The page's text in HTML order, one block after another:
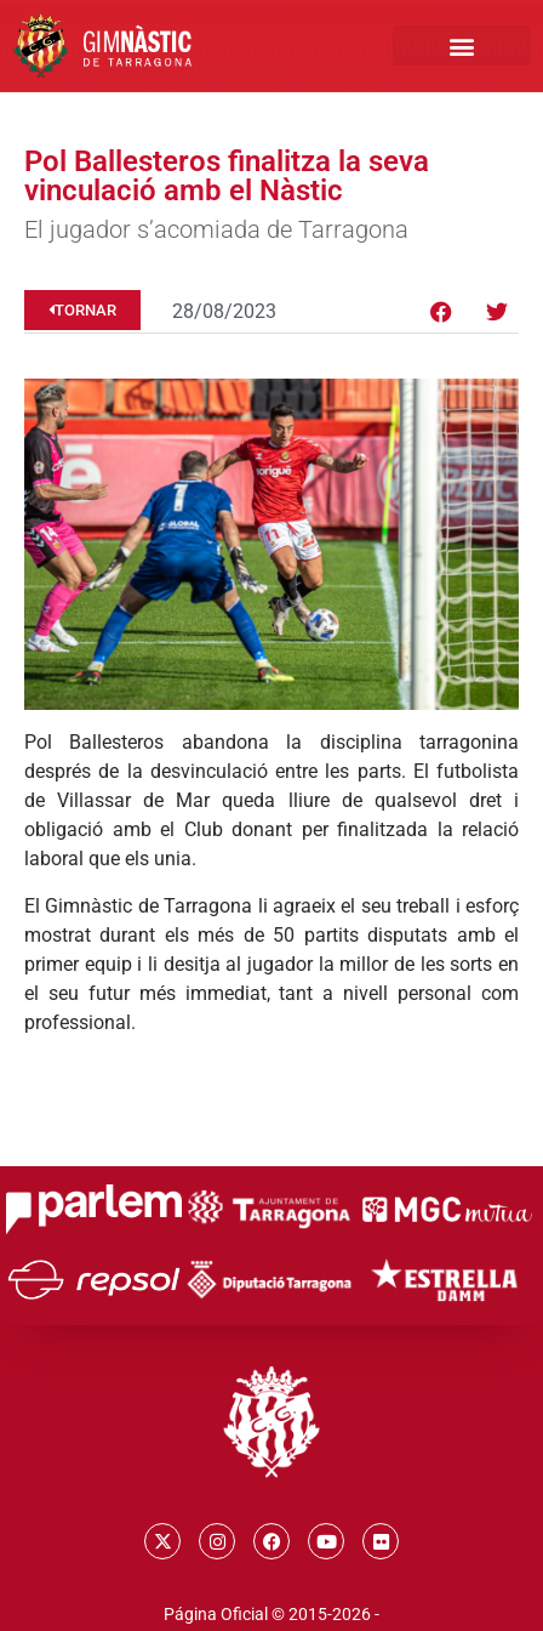
Pol Ballesteros finalitza la seva
vinculació amb el Nàstic
El jugador s’acomiada de Tarragona
TORNAR 28/08/2023
Pol Ballesteros abandona la disciplina tarragonina
després de la desvinculació entre les parts. El futbolista
de Villassar de Mar queda lliure de qualsevol dret i
obligació amb el Club donant per finalitzada la relació
laboral que els unia.
El Gimnàstic de Tarragona li agraeix el seu treball i esforç
mostrat durant els més de 50 partits disputats amb el
primer equip i li desitja al jugador la millor de les sorts en
el seu futur més immediat, tant a nivell personal com
professional.
Página Oficial © 2015-2026 -